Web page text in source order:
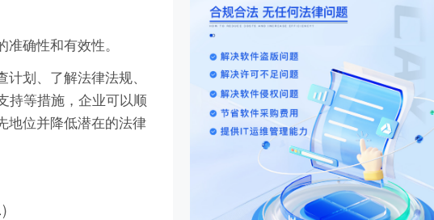
确性和有效性。
划、了解法律法规、
持等措施，企业可以顺
地位并降低潜在的法律